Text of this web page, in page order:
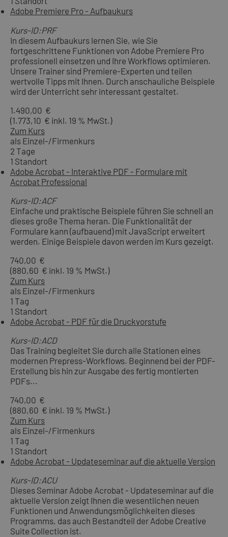
Adobe Premiere Pro - Aufbaukurs
Kurs-ID:PRF
In diesem Aufbaukurs lernen Sie, wie Sie
fortgeschrittene Funktionen von Adobe Premiere Pro
professionell einsetzen und Ihre Workflows optimieren.
Unsere Trainer sind Premiere-Experten und teilen
wertvolle Tipps mit Ihnen. Durch anschauliche Beispiele
wird der Unterricht sehr interessant gestaltet.
1.490,00 €
(1.773,10 € inkl. 19 % MwSt.)
Zum Kurs
als Einzel-/Firmenkurs
2 Tage
1 Standort
Adobe Acrobat - Interaktive PDF - Formulare mit
Acrobat Professional
Kurs-ID:ACF
Einfache und praktische Beispiele führen Sie schnell an
dieses große Thema heran. Die Funktionalität der
Formulare kann (aufbauend) mit JavaScript erweitert
werden. Einige Beispiele davon werden im Kurs gezeigt.
740,00 €
(880,60 € inkl. 19 % MwSt.)
Zum Kurs
als Einzel-/Firmenkurs
1 Tag
1 Standort
Adobe Acrobat - PDF für die Druckvorstufe
Kurs-ID:ACD
Das Training begleitet Sie durch alle Stationen eines
modernen Prepress-Workflows. Beginnend bei der PDF-
Erstellung bis hin zur Ausgabe des fertig montierten
PDFs...
740,00 €
(880,60 € inkl. 19 % MwSt.)
Zum Kurs
als Einzel-/Firmenkurs
1 Tag
1 Standort
Adobe Acrobat - Updateseminar auf die aktuelle Version
Kurs-ID:ACU
Dieses Seminar Adobe Acrobat - Updateseminar auf die
aktuelle Version zeigt Ihnen die wesentlichen neuen
Funktionen und Anwendungsmöglichkeiten dieses
Programms, das auch Bestandteil der Adobe Creative
Suite Collection ist.